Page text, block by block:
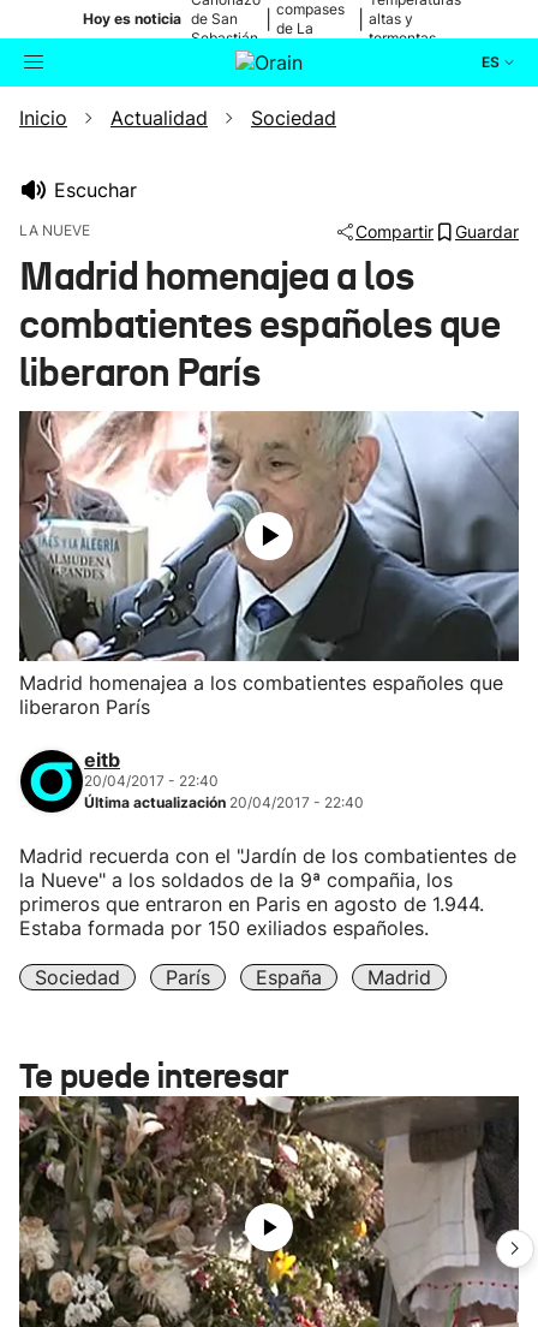
Hoy es noticia de San
Sebastián
compases
de La
altas y
tormentas
ES
Buscador Actualidad
Ikusmiran
Eguraldia
Inicio Actualidad Sociedad
Escuchar
LA NUEVE Compartir Guardar
Madrid homenajea a los
combatientes españoles que
liberaron París
Madrid homenajea a los combatientes españoles que
liberaron París
eitb
20/04/2017 - 22:40
Última actualización 20/04/2017 - 22:40
Madrid recuerda con el "Jardín de los combatientes de
la Nueve" a los soldados de la 9ª compañia, los
primeros que entraron en Paris en agosto de 1.944.
Estaba formada por 150 exiliados españoles.
Sociedad París España Madrid
Te puede interesar